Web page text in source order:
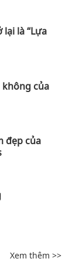
lại là “Lựa
của
đẹp của
Xem thêm >>